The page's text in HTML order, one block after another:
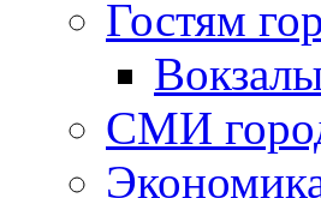
Гостям
СМИ